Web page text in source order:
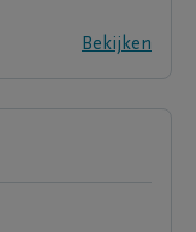
Bekijken